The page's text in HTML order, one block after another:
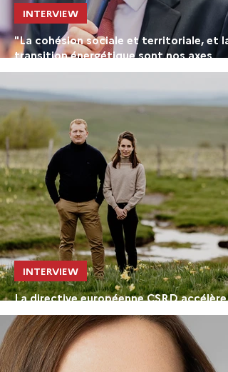
"La cohésion sociale et territoriale, et la
transition énergétique sont nos axes
stratégiques"
INTERVIEW
La directive européenne CSRD accélère
politique ESG de Prunières
INTERVIEW